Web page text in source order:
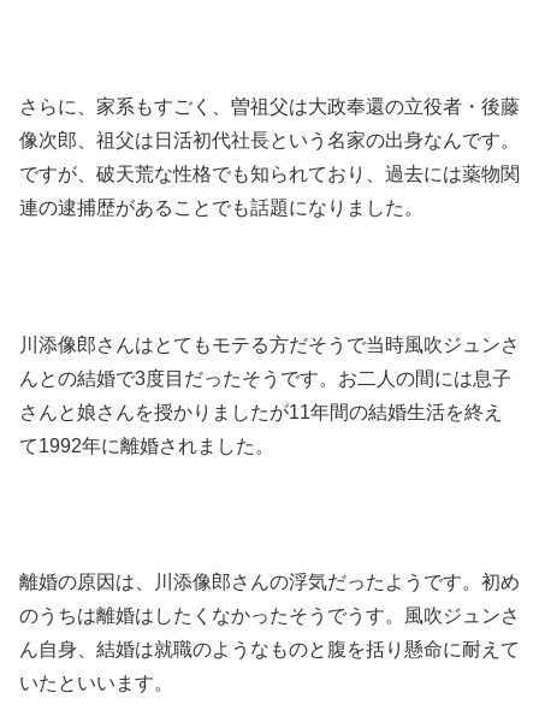
さらに、家系もすごく、曽祖父は大政奉還の立役者・後藤
像次郎、祖父は日活初代社長という名家の出身なんです。
ですが、破天荒な性格でも知られており、過去には薬物関
連の逮捕歴があることでも話題になりました。
川添像郎さんはとてもモテる方だそうで当時風吹ジュンさ
んとの結婚で3度目だったそうです。お二人の間には息子
さんと娘さんを授かりましたが11年間の結婚生活を終え
て1992年に離婚されました。
離婚の原因は、川添像郎さんの浮気だったようです。初め
のうちは離婚はしたくなかったそうでうす。風吹ジュンさ
ん自身、結婚は就職のようなものと腹を括り懸命に耐えて
いたといいます。